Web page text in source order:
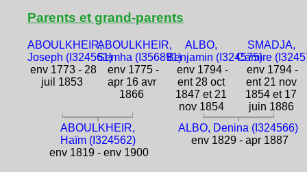
Parents et grand-parents
ABOULKHEIR,
Joseph (I324561)
env 1773 - 28
juil 1853
ABOULKHEIR,
Semha (I356891)
env 1775 -
apr 16 avr
1866
ALBO,
Benjamin (I324575)
env 1794 -
ent 28 oct
1847 et 21
nov 1854
SMADJA,
Camire
env 1794 -
ent 21 nov
1854 et 17
juin 1886
ABOULKHEIR,
Haïm (I324562)
env 1819 - env 1900
ALBO, Denina (I324566)
env 1829 - apr 1887